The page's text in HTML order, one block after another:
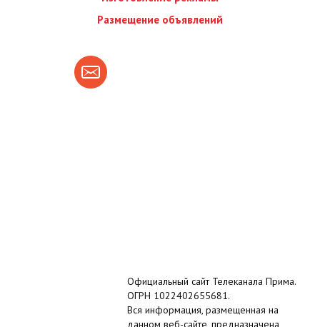
Размещение объявлений
Официальный сайт Телеканала Прима.
ОГРН 1022402655681.
Вся информация, размещенная на
данном веб-сайте, предназначена